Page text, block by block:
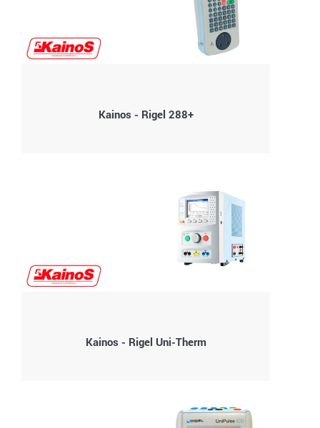
Kainos - Rigel 288+
Kainos - Rigel Uni-Therm